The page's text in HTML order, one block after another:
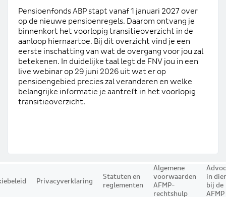
Pensioenfonds ABP stapt vanaf 1 januari 2027 over
op de nieuwe pensioenregels. Daarom ontvang je
binnenkort het voorlopig transitieoverzicht in de
aanloop hiernaartoe. Bij dit overzicht vind je een
eerste inschatting van wat de overgang voor jou zal
betekenen. In duidelijke taal legt de FNV jou in een
live webinar op 29 juni 2026 uit wat er op
pensioengebied precies zal veranderen en welke
belangrijke informatie je aantreft in het voorlopig
transitieoverzicht.
Privacyverklaring
Statuten en
reglementen
Algemene
voorwaarden
AFMP-
rechtshulp
in
bij de
AFMP